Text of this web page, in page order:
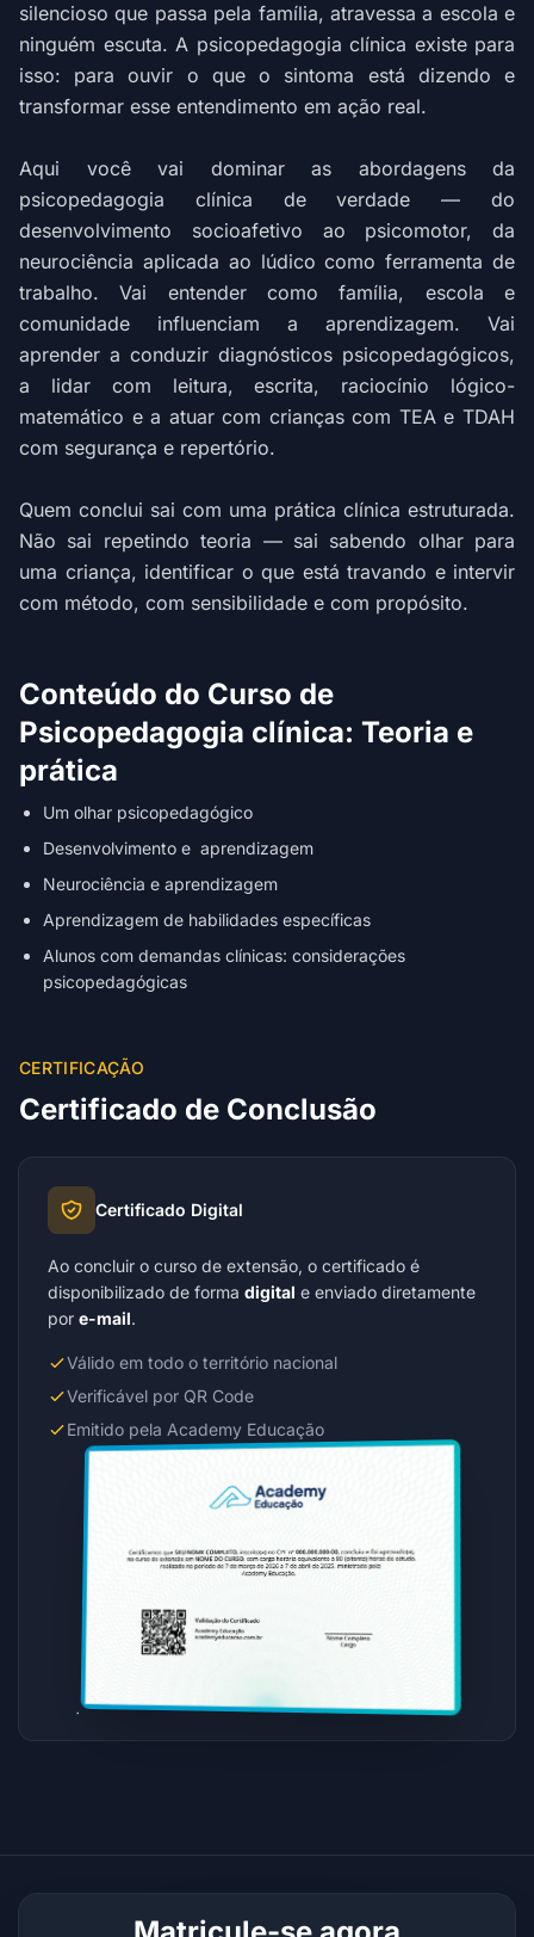
silencioso que passa pela família, atravessa a escola e
ninguém escuta. A psicopedagogia clínica existe para
isso: para ouvir o que o sintoma está dizendo e
transformar esse entendimento em ação real.
Aqui você vai dominar as abordagens da
psicopedagogia clínica de verdade — do
desenvolvimento socioafetivo ao psicomotor, da
neurociência aplicada ao lúdico como ferramenta de
trabalho. Vai entender como família, escola e
comunidade influenciam a aprendizagem. Vai
aprender a conduzir diagnósticos psicopedagógicos,
a lidar com leitura, escrita, raciocínio lógico-
matemático e a atuar com crianças com TEA e TDAH
com segurança e repertório.
Quem conclui sai com uma prática clínica estruturada.
Não sai repetindo teoria — sai sabendo olhar para
uma criança, identificar o que está travando e intervir
com método, com sensibilidade e com propósito.
Conteúdo do Curso de
Psicopedagogia clínica: Teoria e
prática
Um olhar psicopedagógico
Desenvolvimento e aprendizagem
Neurociência e aprendizagem
Aprendizagem de habilidades específicas
Alunos com demandas clínicas: considerações
psicopedagógicas
CERTIFICAÇÃO
Certificado de Conclusão
Certificado Digital
Ao concluir o curso de extensão, o certificado é
disponibilizado de forma digital e enviado diretamente
por e-mail.
Válido em todo o território nacional
Verificável por QR Code
Emitido pela Academy Educação